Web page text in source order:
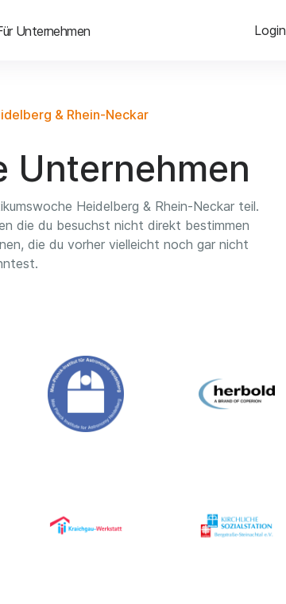
Unternehmen Login
& Rhein-Neckar
Unternehmen
Heidelberg & Rhein-Neckar teil.
die du besuchst nicht direkt bestimmen
die du vorher vielleicht noch gar nicht